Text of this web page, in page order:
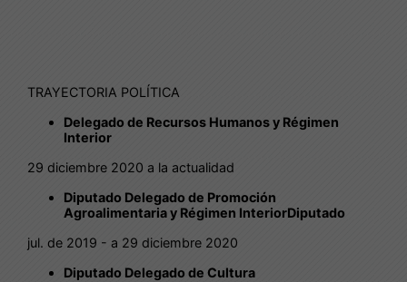
TRAYECTORIA POLÍTICA
Delegado de Recursos Humanos y Régimen
Interior
29 diciembre 2020 a la actualidad
Diputado Delegado de Promoción
Agroalimentaria y Régimen InteriorDiputado
jul. de 2019 - a 29 diciembre 2020
Diputado Delegado de Cultura